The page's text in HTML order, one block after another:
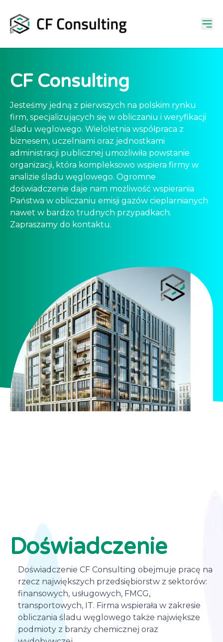
CF Consulting
Jesteśmy jedną z pierwszych na polskim rynku
firm, specjalizujących się w obliczaniu i weryfikacji
śladu węglowego. Wieloletnia współpraca z
biznesem, uczelniami oraz jednostkami
administracji publicznej umożliwiła powstanie
organizacji, która kompleksowo wspiera firmy w
analizie śladu węglowego. Ogromne
doświadczenie daje nam możliwość wspierania
Państwa w obliczaniu emisji gazów cieplarnianych
nawet w bardzo trudnych przypadkach.
Zapraszamy do kontaktu.
Doświadczenie
Doświadczenie CF Consulting obejmuje pracę na
rzecz największych przedsiębiorstw z sektorów:
finansowych, usługowych, FMCG,
transportowych, IT. Firma wspierała w zakresie
obliczania śladu węglowego także największe
podmioty z branży chemicznej oraz